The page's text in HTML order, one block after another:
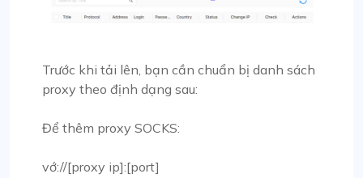
Trước khi tải lên, bạn cần chuẩn bị danh sách
proxy theo định dạng sau:
Để thêm proxy SOCKS:
vớ://[proxy ip]:[port]